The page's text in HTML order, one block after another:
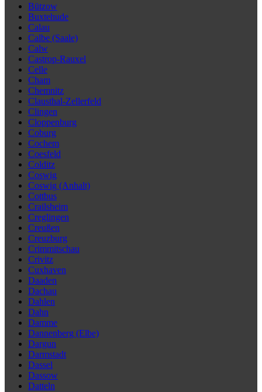
Bützow
Buxtehude
Calau
Calbe (Saale)
Calw
Castrop-Rauxel
Celle
Cham
Chemnitz
Clausthal-Zellerfeld
Clingen
Cloppenburg
Coburg
Cochem
Coesfeld
Colditz
Coswig
Coswig (Anhalt)
Cottbus
Crailsheim
Creglingen
Creußen
Creuzburg
Crimmitschau
Crivitz
Cuxhaven
Daaden
Dachau
Dahlen
Dahn
Damme
Dannenberg (Elbe)
Dargun
Darmstadt
Dassel
Dassow
Datteln